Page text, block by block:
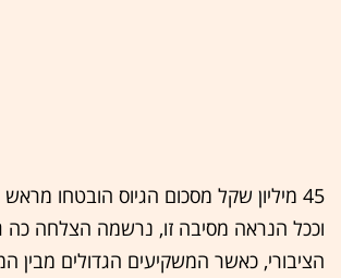
45 מיליון שקל מסכום הגיוס הובטחו
וככל הנראה מסיבה זו, נרשמה הצלחה כה
הציבורי, כאשר המשקיעים הגדולים מבין